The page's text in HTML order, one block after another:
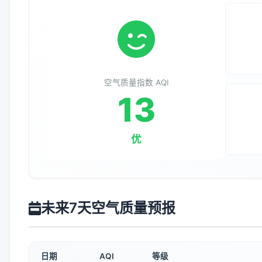
空气质量指数 AQI
13
优
未来7天空气质量预报
日期 AQI 等级